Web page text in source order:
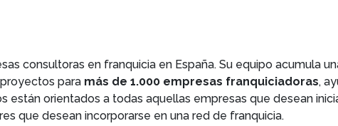
consultoras en franquicia en España. Su equipo acumula
para más de 1.000 empresas franquiciadoras,
están orientados a todas aquellas empresas que desean
que desean incorporarse en una red de franquicia.